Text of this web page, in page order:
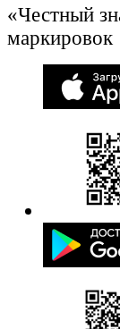
«Честный
маркировок